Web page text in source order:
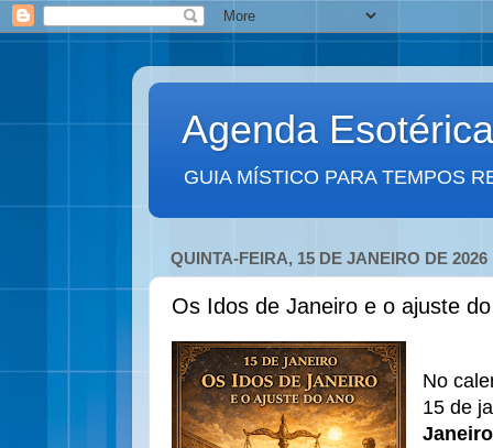
Agenda Esotérica
GUIA MÍSTICO PARA TEMPOS
QUINTA-FEIRA, 15 DE JANEIRO DE 2026
Os Idos de Janeiro e o ajuste
No
15 de
Janeiro